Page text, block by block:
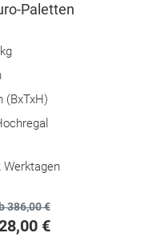
Paletten
(BxTxH)
Werktagen
386,00 €
€